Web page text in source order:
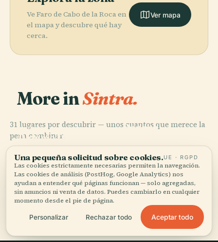
Ve Faro de Cabo de la Roca en
el mapa y descubre qué hay
cerca.
Ver mapa
More inSintra.
31 lugares por descubrir — unos cuantos que merece la
pena combinar.
PLACE
Palácio Da
Regaleira
Parque
Sintra-Cascais
PLACE
Palacio Da
Pena
PLACE
Nacional de
Queluz
Los 31 lugares de Sintra
Una pequeña solicitud sobre cookies.UE · RGPD
Las cookies estrictamente necesarias permiten la navegación.
Las cookies de análisis (PostHog, Google Analytics) nos
ayudan a entender qué páginas funcionan — solo agregadas,
sin anuncios ni venta de datos. Puedes cambiarlo en cualquier
momento desde el pie de página.
Personalizar Rechazar todo Aceptar todo